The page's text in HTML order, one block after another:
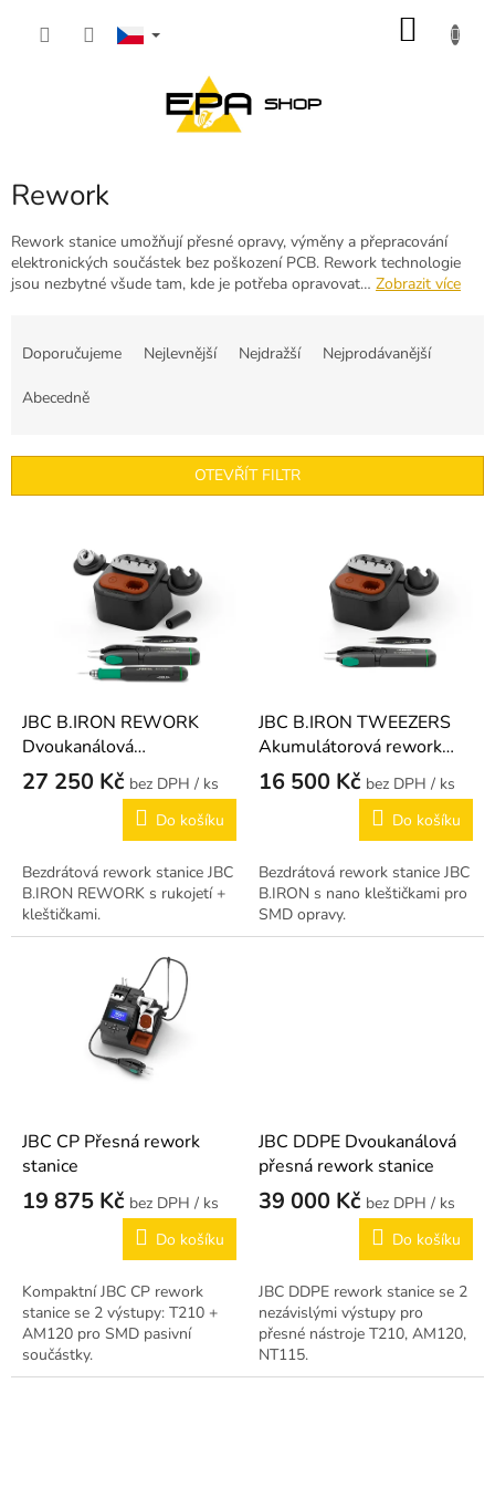
Rework
Rework stanice umožňují přesné opravy, výměny a přepracování
elektronických součástek bez poškození PCB. Rework technologie
jsou nezbytné všude tam, kde je potřeba opravovat… Zobrazit více
r
Doporučujeme Nejlevnější Nejdražší Nejprodávanější
Abecedně
OTEVŘÍT FILTR
dJBC B.IRON REWORK
Dvoukanálová
akumulátorová rework
stanice
27 250 Kč
/ ks
Do košíku
Bezdrátová rework stanice JBC
B.IRON REWORK s rukojetí +
kleštičkami.
JBC B.IRON TWEEZERS
Akumulátorová rework
stanice s kleštičkami
16 500 Kč
/ ks
Do košíku
Bezdrátová rework stanice JBC
B.IRON s nano kleštičkami pro
SMD opravy.
JBC CP Přesná rework
stanice
19 875 Kč
/ ks
Do košíku
Kompaktní JBC CP rework
stanice se 2 výstupy: T210 +
AM120 pro SMD pasivní
součástky.
JBC DDPE Dvoukanálová
přesná rework stanice
39 000 Kč
/ ks
Do košíku
JBC DDPE rework stanice se 2
nezávislými výstupy pro
přesné nástroje T210, AM120,
NT115.